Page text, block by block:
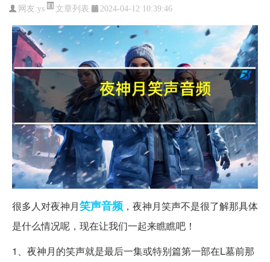
网友:ys 文章列表 2024-04-12 10:39:46
很多人对夜神月笑声音频 ，夜神月笑声不是很了解那具体
是什么情况呢，现在让我们一起来瞧瞧吧！
1、夜神月的笑声就是最后一集或特别篇第一部在L墓前那